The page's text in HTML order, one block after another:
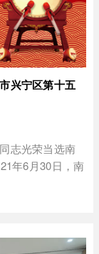
兴宁区第十五
志光荣当选南
年6月30日，南